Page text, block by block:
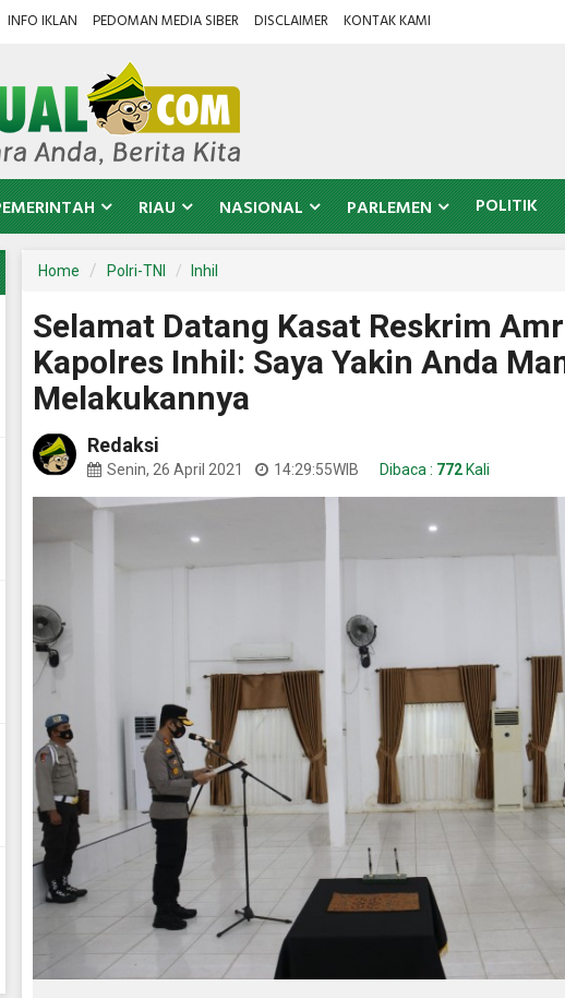
INFO IKLAN PEDOMAN MEDIA SIBER DISCLAIMER KONTAK KAMI
RIAU NASIONAL PARLEMEN POLITIK
Home Polri-TNI Inhil
Selamat Datang Kasat Reskrim
Kapolres Inhil: Saya Yakin Anda
Melakukannya
Redaksi
Senin, 26 April 2021 14:29:55WIB Dibaca : 772 Kali